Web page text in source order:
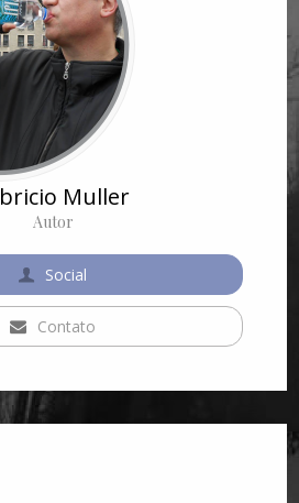
Muller
Autor
Social
Contato